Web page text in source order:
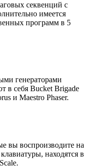
секвенций с
имеется
программ в 5
генераторами
в себя Bucket Brigade
и Maestro Phaser.
вы воспроизводите на
находятся в